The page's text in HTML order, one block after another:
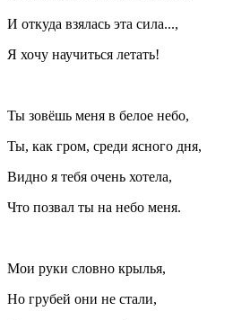
И откуда взялась эта сила...,
Я хочу научиться летать!
Ты зовёшь меня в белое небо,
Ты, как гром, среди ясного дня,
Видно я тебя очень хотела,
Что позвал ты на небо меня.
Мои руки словно крылья,
Но грубей они не стали,